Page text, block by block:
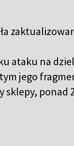
ataku na
jego
sklepy, ponad